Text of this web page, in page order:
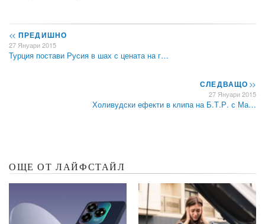
<< ПРЕДИШНО
27 Януари 2015
Турция постави Русия в шах с цената на г…
СЛЕДВАЩО>>
27 Януари 2015
Холивудски ефекти в клипа на Б.Т.Р. с Ма…
ОЩЕ ОТ ЛАЙФСТАЙЛ